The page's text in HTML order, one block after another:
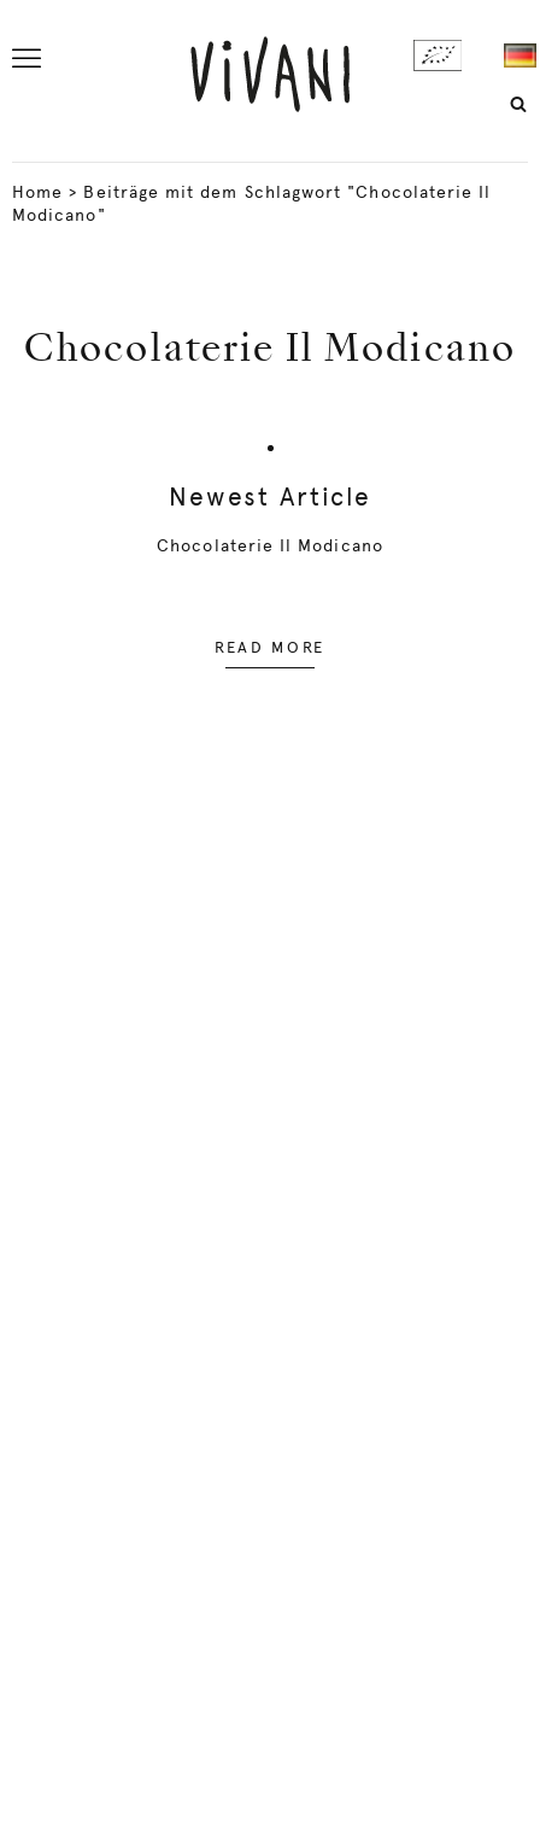
Home > Beiträge mit dem Schlagwort "Chocolaterie Il
Modicano"
Chocolaterie Il Modicano
Newest Article
Chocolaterie Il Modicano
READ MORE